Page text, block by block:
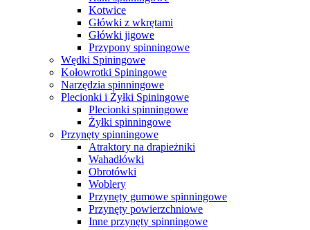
Kotwice
Główki z wkrętami
Główki jigowe
Przypony spinningowe
Wędki Spiningowe
Kołowrotki Spiningowe
Narzędzia spinningowe
Plecionki i Żyłki Spiningowe
Plecionki spinningowe
Żyłki spinningowe
Przynęty spinningowe
Atraktory na drapieżniki
Wahadłówki
Obrotówki
Woblery
Przynęty gumowe spinningowe
Przynęty powierzchniowe
Inne przynęty spinningowe